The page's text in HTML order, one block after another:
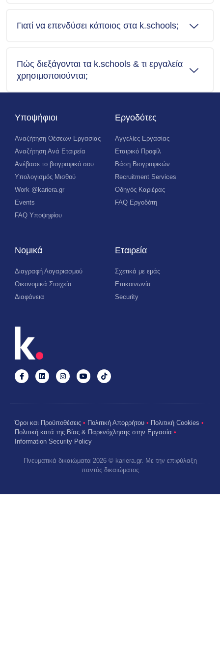
Γιατί να επενδύσει κάποιος στα k.schools;
Πώς διεξάγονται τα k.schools & τι εργαλεία
χρησιμοποιούνται;
Υποψήφιοι
Αναζήτηση Θέσεων Εργασίας
Αναζήτηση Ανά Εταιρεία
Ανέβασε το βιογραφικό σου
Υπολογισμός Μισθού
Work @kariera.gr
Events
FAQ Υποψηφίου
Εργοδότες
Αγγελίες Εργασίας
Εταιρικό Προφίλ
Βάση Βιογραφικών
Recruitment Services
Οδηγός Καριέρας
FAQ Εργοδότη
Νομικά
Διαγραφή Λογαριασμού
Οικονομικά Στοιχεία
Διαφάνεια
Εταιρεία
Σχετικά με εμάς
Επικοινωνία
Security
Όροι και Προϋποθέσεις • Πολιτική Απορρήτου • Πολιτική Cookies •
Πολιτική κατά της Βίας & Παρενόχλησης στην Εργασία •
Information Security Policy
Πνευματικά δικαιώματα 2026 © kariera.gr. Με την επιφύλαξη
παντός δικαιώματος